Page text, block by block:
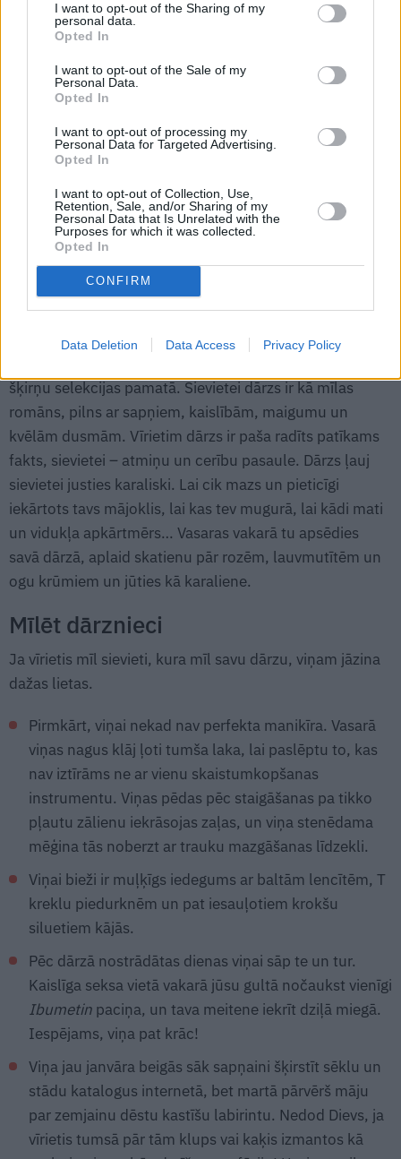
I want to opt-out of the Sharing of my
personal data.
Opted In
I want to opt-out of the Sale of my
Personal Data.
Opted In
I want to opt-out of processing my
Personal Data for Targeted Advertising.
Opted In
I want to opt-out of Collection, Use,
Retention, Sale, and/or Sharing of my
Personal Data that Is Unrelated with the
Purposes for which it was collected.
Opted In
CONFIRM
Data Deletion Data Access Privacy Policy
laukā puķi, kas apzinīgi zied, vai ražojošu ogu krūmu.
Varat teikt, ka vīrieši ir karotāji un postītāji, bet sievietes
pavasarī sastādīt čupām ziemciešu ar ziliem ziediem un
rudenī tās visas samest kompostā, jo «apnikusi zilā
krāsa, tā atgādina ziemu». Avenes jālikvidē, jo ravējot
saskrāpēja rokas, – pietiek! Sievietēm taisni vai nagi niez
vien zināmiem grēkiem. Un glīti nobruģēto laukumiņu
nomainīt pret zālienu, jo uz bruģa vasarā bērniem salst
basās kājas.
Vīrieši dārznieki ir kolekcionāri, kas pieķeras kādam
vienam augam un noved šīs sugas klātbūtni savā dārzā
līdz pilnībai. Tāpēc jāatzīst, viņi aizvien ir spēcīgāki
šķirņu selekcijas pamatā. Sievietei dārzs ir kā mīlas
romāns, pilns ar sapņiem, kaislībām, maigumu un
kvēlām dusmām. Vīrietim dārzs ir paša radīts patīkams
fakts, sievietei – atmiņu un cerību pasaule. Dārzs ļauj
sievietei justies karaliski. Lai cik mazs un pieticīgi
iekārtots tavs mājoklis, lai kas tev mugurā, lai kādi mati
un vidukļa apkārtmērs… Vasaras vakarā tu apsēdies
savā dārzā, aplaid skatienu pār rozēm, lauvmutītēm un
ogu krūmiem un jūties kā karaliene.
Mīlēt dārznieci
Ja vīrietis mīl sievieti, kura mīl savu dārzu, viņam jāzina
dažas lietas.
Pirmkārt, viņai nekad nav perfekta manikīra. Vasarā
viņas nagus klāj ļoti tumša laka, lai paslēptu to, kas
nav iztīrāms ne ar vienu skaistumkopšanas
instrumentu. Viņas pēdas pēc staigāšanas pa tikko
pļautu zālienu iekrāsojas zaļas, un viņa stenēdama
mēģina tās noberzt ar trauku mazgāšanas līdzekli.
Viņai bieži ir muļķīgs iedegums ar baltām lencītēm, T
kreklu piedurknēm un pat iesauļotiem krokšu
siluetiem kājās.
Pēc dārzā nostrādātas dienas viņai sāp te un tur.
Kaislīga seksa vietā vakarā jūsu gultā nočaukst vienīgi
Ibumetin paciņa, un tava meitene iekrīt dziļā miegā.
Iespējams, viņa pat krāc!
Viņa jau janvāra beigās sāk sapņaini šķirstīt sēklu un
stādu katalogus internetā, bet martā pārvērš māju
par zemjainu dēstu kastīšu labirintu. Nedod Dievs, ja
vīrietis tumsā pār tām klups vai kaķis izmantos kā